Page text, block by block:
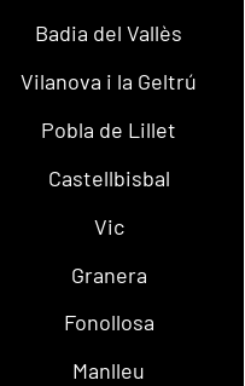
Badia del Vallès
Vilanova i la Geltrú
Pobla de Lillet
Castellbisbal
Vic
Granera
Fonollosa
Manlleu